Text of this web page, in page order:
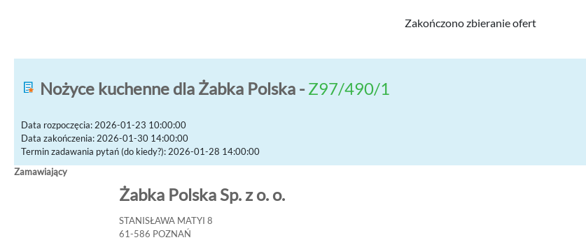
Zakończono zbieranie ofert
Nożyce kuchenne dla Żabka Polska - Z97/490/1
Data rozpoczęcia: 2026-01-23 10:00:00
Data zakończenia: 2026-01-30 14:00:00
Termin zadawania pytań (do kiedy?): 2026-01-28 14:00:00
Zamawiający
Żabka Polska Sp. z o. o.
STANISŁAWA MATYI 8
61-586 POZNAŃ